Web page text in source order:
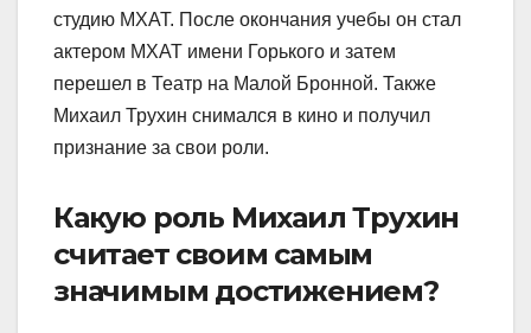
студию МХАТ. После окончания учебы он стал
актером МХАТ имени Горького и затем
перешел в Театр на Малой Бронной. Также
Михаил Трухин снимался в кино и получил
признание за свои роли.
Какую роль Михаил Трухин
считает своим самым
значимым достижением?